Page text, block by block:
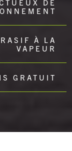
DE
À LA
VAPEUR
GRATUIT